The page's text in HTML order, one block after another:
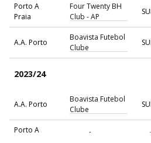
Porto A
Praia
Four Twenty BH
Club - AP
A.A. Porto
Boavista Futebol
Clube
2023/24
A.A. Porto
Boavista Futebol
Clube
Porto A
AC Fafe - AP